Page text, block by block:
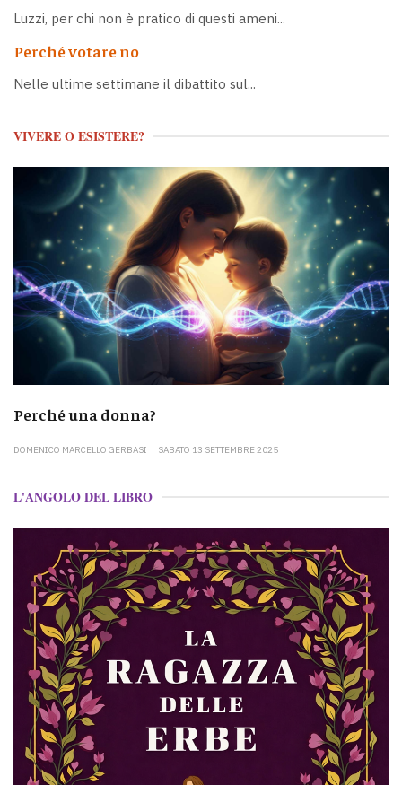
Luzzi, per chi non è pratico di questi ameni...
Perché votare no
Nelle ultime settimane il dibattito sul...
VIVERE O ESISTERE?
Perché una donna?
DOMENICO MARCELLO GERBASI SABATO 13 SETTEMBRE 2025
L'ANGOLO DEL LIBRO